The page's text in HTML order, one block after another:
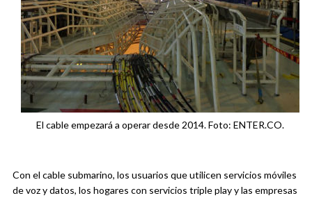
El cable empezará a operar desde 2014. Foto: ENTER.CO.
Con el cable submarino, los usuarios que utilicen servicios móviles
de voz y datos, los hogares con servicios triple play y las empresas